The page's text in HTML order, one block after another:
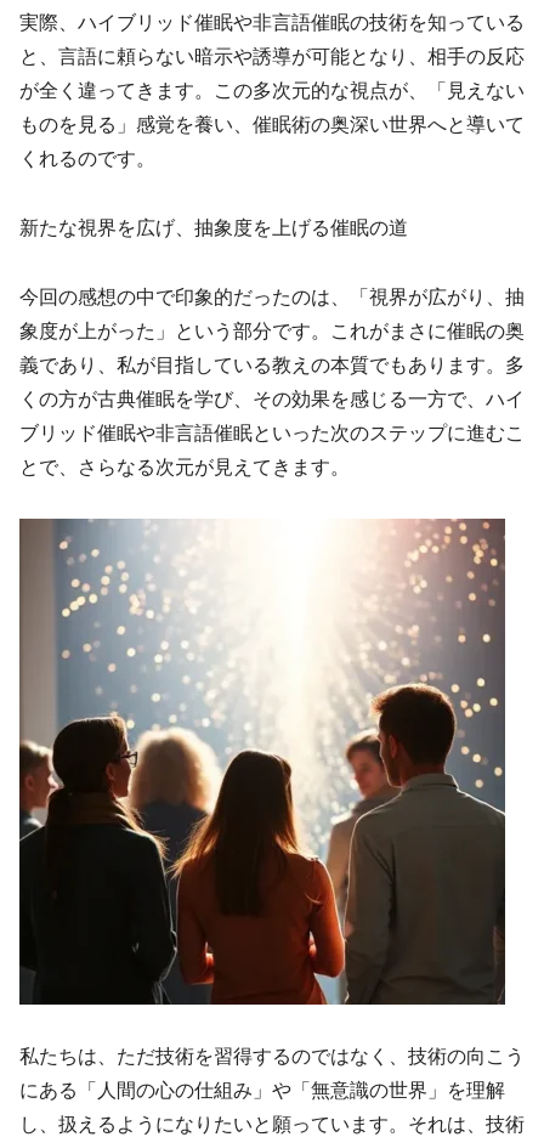
実際、ハイブリッド催眠や非言語催眠の技術を知っている
と、言語に頼らない暗示や誘導が可能となり、相手の反応
が全く違ってきます。この多次元的な視点が、「見えない
ものを見る」感覚を養い、催眠術の奥深い世界へと導いて
くれるのです。
新たな視界を広げ、抽象度を上げる催眠の道
今回の感想の中で印象的だったのは、「視界が広がり、抽
象度が上がった」という部分です。これがまさに催眠の奥
義であり、私が目指している教えの本質でもあります。多
くの方が古典催眠を学び、その効果を感じる一方で、ハイ
ブリッド催眠や非言語催眠といった次のステップに進むこ
とで、さらなる次元が見えてきます。
私たちは、ただ技術を習得するのではなく、技術の向こう
にある「人間の心の仕組み」や「無意識の世界」を理解
し、扱えるようになりたいと願っています。それは、技術